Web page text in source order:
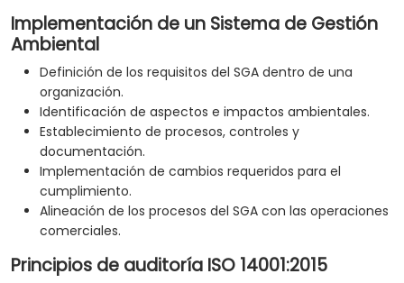
Implementación de un Sistema de Gestión
Ambiental
Definición de los requisitos del SGA dentro de una
organización.
Identificación de aspectos e impactos ambientales.
Establecimiento de procesos, controles y
documentación.
Implementación de cambios requeridos para el
cumplimiento.
Alineación de los procesos del SGA con las operaciones
comerciales.
Principios de auditoría ISO 14001:2015